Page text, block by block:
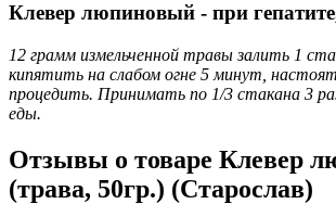
Клевер люпиновый - при
12 грамм измельченной травы залить 1
кипятить на слабом огне 5 минут,
процедить. Принимать по 1/3 стакана 3
еды.
Отзывы о товаре Клевер
(трава, 50гр.) (Старослав)